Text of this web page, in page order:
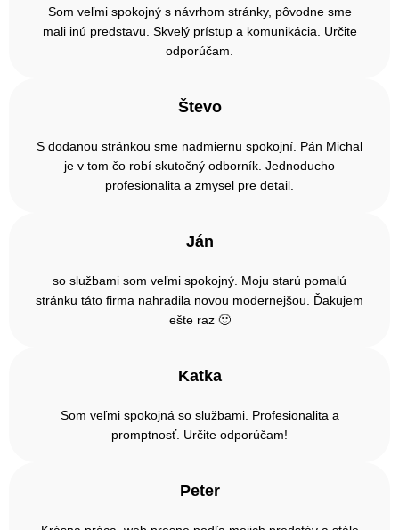
Som veľmi spokojný s návrhom stránky, pôvodne sme
mali inú predstavu. Skvelý prístup a komunikácia. Určite
odporúčam.
Števo
S dodanou stránkou sme nadmiernu spokojní. Pán Michal
je v tom čo robí skutočný odborník. Jednoducho
profesionalita a zmysel pre detail.
Ján
so službami som veľmi spokojný. Moju starú pomalú
stránku táto firma nahradila novou modernejšou. Ďakujem
ešte raz 🙂
Katka
Som veľmi spokojná so službami. Profesionalita a
promptnosť. Určite odporúčam!
Peter